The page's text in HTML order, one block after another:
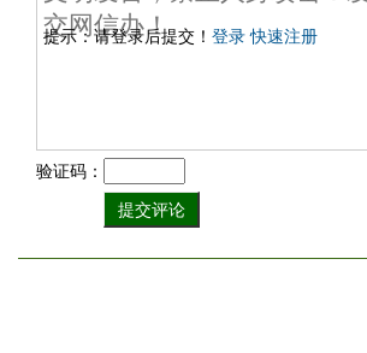
提示：请登录后提交！ 登录 快速注册
验证码：